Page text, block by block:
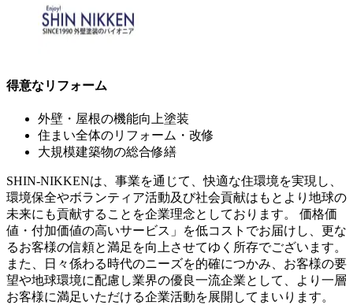
得意なリフォーム
外壁・屋根の機能向上塗装
住まい全体のリフォーム・改修
大規模建築物の総合修繕
SHIN-NIKKENは、事業を通じて、快適な住環境を実現し、
環境保全やボランティア活動及び社会貢献はもとより地球の
未来にも貢献することを企業理念としております。 価格価
値・付加価値の高いサービス」を低コストでお届けし、更な
るお客様の信頼と満足を向上させてゆく所存でございます。
また、日々係わる時代のニーズを的確につかみ、お客様の要
望や地球環境に配慮し業界の優良一流企業として、より一層
お客様に満足いただける企業活動を展開してまいります。